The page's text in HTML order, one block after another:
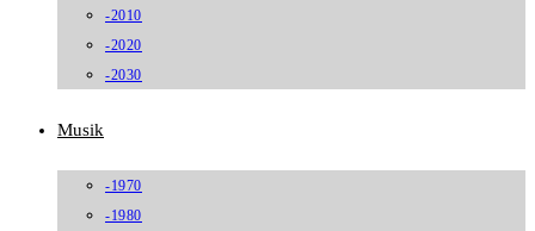
-2010
-2020
-2030
Musik
-1970
-1980